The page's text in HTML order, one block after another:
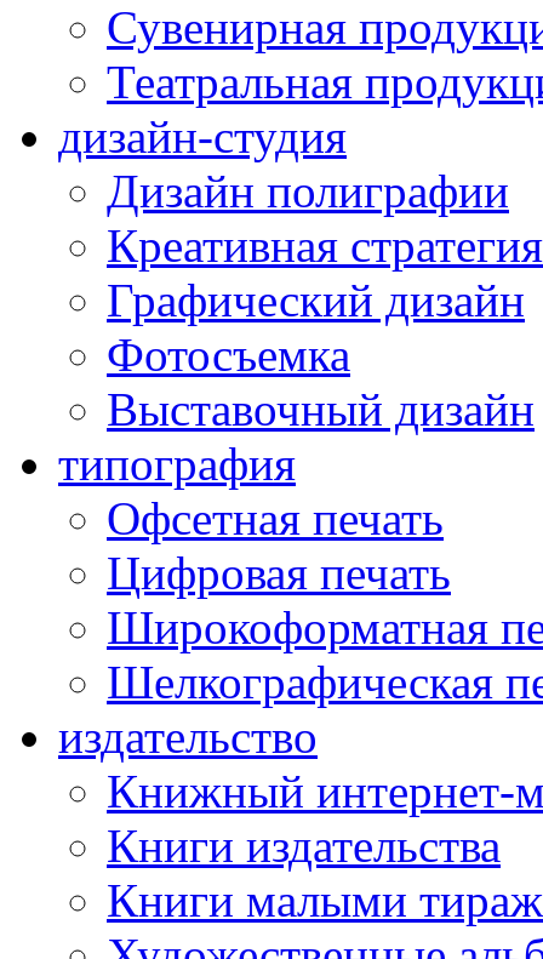
Сувенирная
Театральная
дизайн-студия
Дизайн полиграфии
Креативная стратегия
Графический дизайн
Фотосъемка
Выставочный дизайн
типография
Офсетная печать
Цифровая печать
Широкоформатная
Шелкографическая
издательство
Книжный интернет-
Книги издательства
Книги малыми